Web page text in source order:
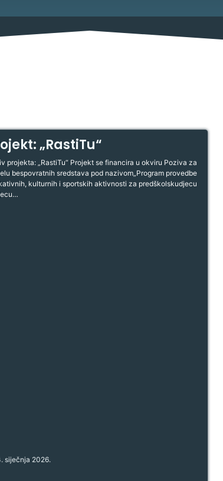
Imovina
Pravo na pristup informacijama
Izjava o pristupačnosti
„RastiTu“
projekta: „RastiTu“ Projekt se financira u okviru Poziva za
bespovratnih sredstava pod nazivom„Program provedbe
kulturnih i sportskih aktivnosti za predškolskudjecu
siječnja 2026.